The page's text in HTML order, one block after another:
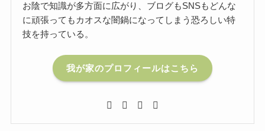
お陰で知識が多方面に広がり、ブログもSNSもどんな
に頑張ってもカオスな闇鍋になってしまう恐ろしい特
技を持っている。
我が家のプロフィールはこちら